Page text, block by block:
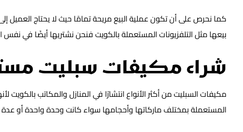
كما نحرص على أن تكون عملية البيع مريحة تمامًا حيث لا يحتاج العميل
بيعها مثل التلفزيونات المستعملة بالكويت فنحن نشتريها أيضًا في نفس
شراء مكيفات سبليت
مكيفات السبليت من أكثر الأنواع انتشارًا في المنازل والمكاتب بالكويت
المستعملة بمختلف ماركاتها وأحجامها سواء كانت وحدة واحدة أو